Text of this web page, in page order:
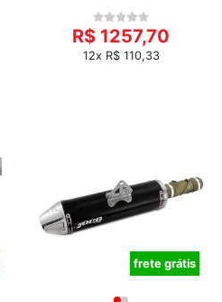
R$ 1257,70
12x R$ 110,33
frete grátis